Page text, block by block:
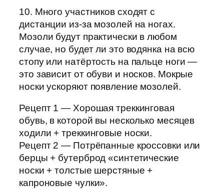
10. Много участников сходят с
дистанции из-за мозолей на ногах.
Мозоли будут практически в любом
случае, но будет ли это водянка на всю
стопу или натёртость на пальце ноги —
это зависит от обуви и носков. Мокрые
носки ускоряют появление мозолей.
Рецепт 1 — Хорошая треккинговая
обувь, в которой вы несколько месяцев
ходили + треккинговые носки.
Рецепт 2 — Потрёпанные кроссовки или
берцы + бутерброд «синтетические
носки + толстые шерстяные +
капроновые чулки».